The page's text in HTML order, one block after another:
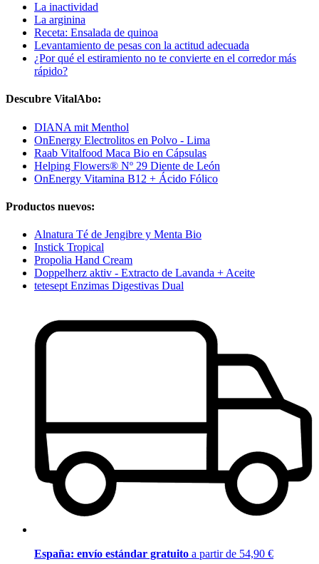
La inactividad
La arginina
Receta: Ensalada de quinoa
Levantamiento de pesas con la actitud adecuada
¿Por qué el estiramiento no te convierte en el corredor más
rápido?
Descubre VitalAbo:
DIANA mit Menthol
OnEnergy Electrolitos en Polvo - Lima
Raab Vitalfood Maca Bio en Cápsulas
Helping Flowers® Nº 29 Diente de León
OnEnergy Vitamina B12 + Ácido Fólico
Productos nuevos:
Alnatura Té de Jengibre y Menta Bio
Instick Tropical
Propolia Hand Cream
Doppelherz aktiv - Extracto de Lavanda + Aceite
tetesept Enzimas Digestivas Dual
España: envío estándar gratuito a partir de 54,90 €